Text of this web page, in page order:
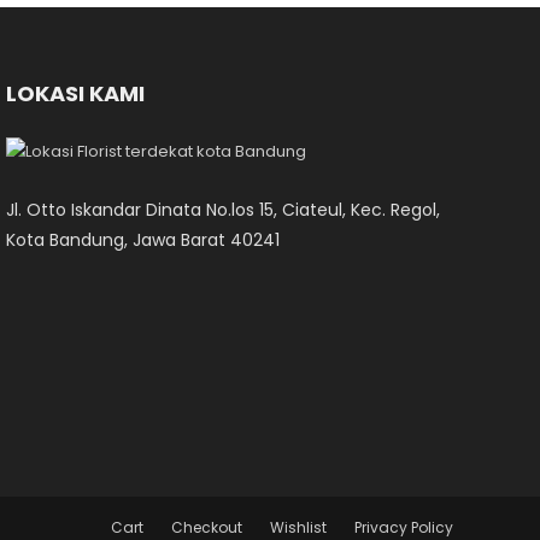
LOKASI KAMI
Jl. Otto Iskandar Dinata No.los 15, Ciateul, Kec. Regol,
Kota Bandung, Jawa Barat 40241
Cart Checkout Wishlist Privacy Policy